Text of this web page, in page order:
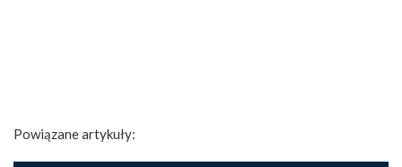
Powiązane artykuły: